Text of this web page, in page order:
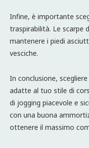
Infine, è importante
traspirabilità. Le scarpe
mantenere i piedi
vesciche.
In conclusione,
adatte al tuo stile di
di jogging piacevole e
con una buona
ottenere il massimo